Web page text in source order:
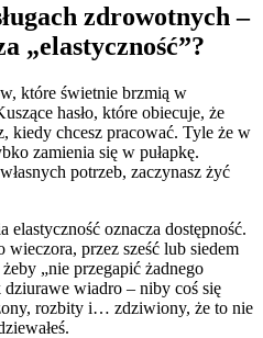
zdrowotnych –
„elastyczność”?
które świetnie brzmią w
hasło, które obiecuje, że
kiedy chcesz pracować. Tyle że w
zamienia się w pułapkę.
potrzeb, zaczynasz żyć
oznacza dostępność.
przez sześć lub siedem
„nie przegapić żadnego
dziurawe wiadro – niby coś się
rozbity i… zdziwiony, że to nie